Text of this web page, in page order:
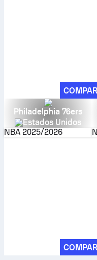
Philadelphia 76ers
Estados Unidos
NBA 2025/2026